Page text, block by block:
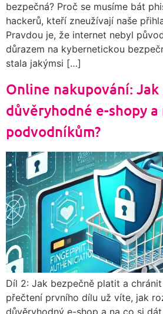
bezpečná? Proč se musíme bát
hackerů, kteří zneužívají naše
Pravdou je, že internet nebyl
důrazem na kybernetickou
stala jakýmsi […]
Online nakupování:
důvěryhodné e-shopy
podvodníkům?
Díl 2: Jak bezpečně platit a
přečtení prvního dílu už víte, jak
důvěryhodný e-shop a na co si